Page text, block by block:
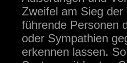
Zweifel am Sieg
führende Personen
oder Sympathien
erkennen lassen.